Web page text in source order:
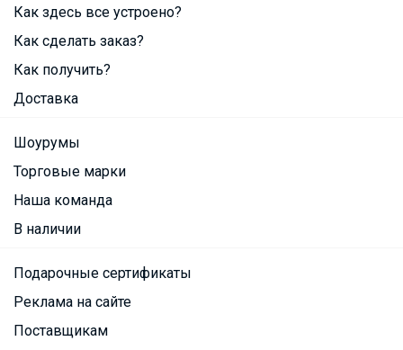
Как здесь все устроено?
Как сделать заказ?
Как получить?
Доставка
Шоурумы
Торговые марки
Наша команда
В наличии
Подарочные сертификаты
Реклама на сайте
Поставщикам